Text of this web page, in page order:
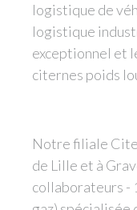
logistique de
logistique
exceptionnel et
citernes poids
Notre filiale
de Lille et à
collaborateurs -